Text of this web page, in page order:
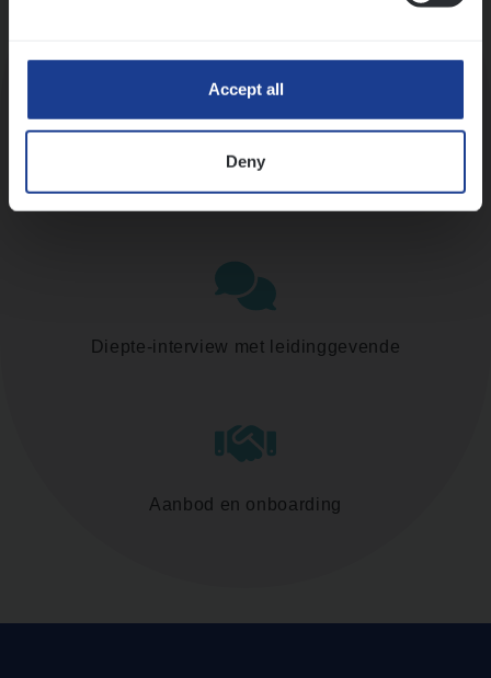
Accept all
Deny
Assessment
Diepte-interview met leidinggevende
Aanbod en onboarding